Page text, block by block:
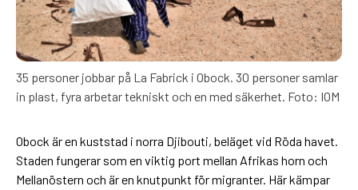
35 personer jobbar på La Fabrick i Obock. 30 personer samlar
in plast, fyra arbetar tekniskt och en med säkerhet. Foto: IOM
Obock är en kuststad i norra Djibouti, beläget vid Röda havet.
Staden fungerar som en viktig port mellan Afrikas horn och
Mellanöstern och är en knutpunkt för migranter. Här kämpar